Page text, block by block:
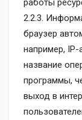
работы
2.2.3.
браузер
например,
название
программы,
выход в